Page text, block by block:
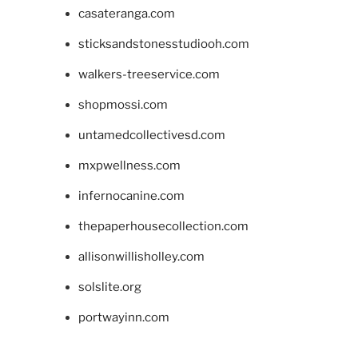
casateranga.com
sticksandstonesstudiooh.com
walkers-treeservice.com
shopmossi.com
untamedcollectivesd.com
mxpwellness.com
infernocanine.com
thepaperhousecollection.com
allisonwillisholley.com
solslite.org
portwayinn.com